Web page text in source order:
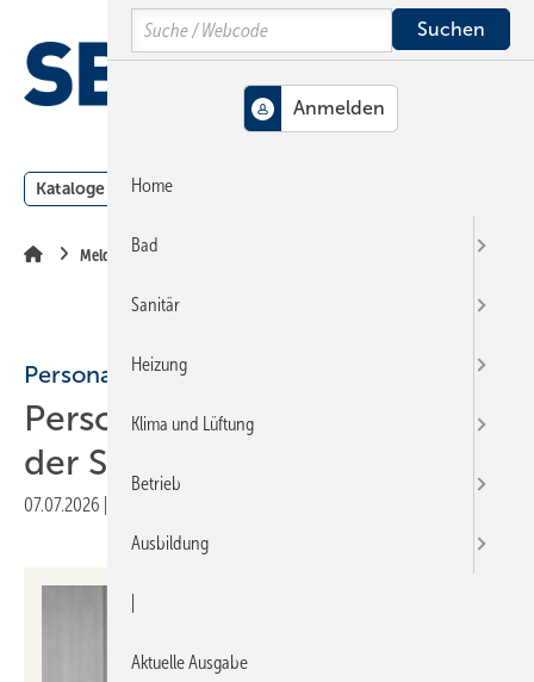
Hauptinhalt
Hauptmenü
SiteSearch
Kataloge Meldungen
Meldungen
Personalien
Personelle Veränderungen in
der SHK-Branche
07.07.2026
Search
Home
Bad
Sanitär
Heizung
Klima und Lüftung
Betrieb
Ausbildung
Aktuelle Ausgabe